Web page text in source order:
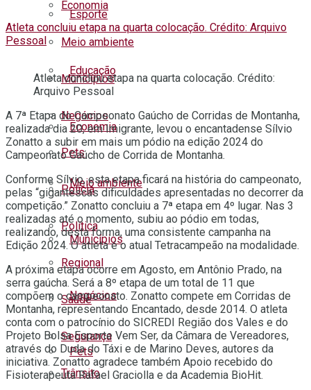
Esporte
Educação
Economia
Meio ambiente
Municípios
Negócios
Pets
Economia
Meio ambiente
Municípios
Negócios
Pets
Polícia
Política
Regional
Saúde
Segurança
Trânsito
Atleta concluiu etapa na quarta colocação. Crédito: Arquivo
Pessoal
Atleta concluiu etapa na quarta colocação. Crédito:
Arquivo Pessoal
A 7ª Etapa do Campeonato Gaúcho de Corridas de Montanha,
realizada dia 20, em Imigrante, levou o encantadense Sílvio
Zonatto a subir em mais um pódio na edição 2024 do
Campeonato Gaúcho de Corrida de Montanha.
Conforme Sílvio, esta etapa ficará na história do campeonato,
pelas “gigantescas dificuldades apresentadas no decorrer da
competição.” Zonatto concluiu a 7ª etapa em 4º lugar. Nas 3
realizadas até o momento, subiu ao pódio em todas,
realizando, desta forma, uma consistente campanha na
Edição 2024. O atleta é o atual Tetracampeão na modalidade.
A próxima etapa ocorre em Agosto, em Antônio Prado, na
serra gaúcha. Será a 8º etapa de um total de 11 que
compõem o campeonato. Zonatto compete em Corridas de
Montanha, representando Encantado, desde 2014. O atleta
conta com o patrocínio do SICREDI Região dos Vales e do
Projeto Bolsa Esporte Vem Ser, da Câmara de Vereadores,
através do Duda do Táxi e de Marino Deves, autores da
iniciativa. Zonatto agradece também Apoio recebido do
Fisioterapeuta Rafael Graciolla e da Academia BioHit.